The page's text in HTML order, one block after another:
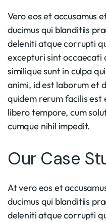
Vero eos et accusamus
ducimus qui blanditiis
deleniti atque corrupti
excepturi sint occaecati
similique sunt in culpa
animi, id est laborum et
quidem rerum facilis
libero tempore, cum
cumque nihil impedit.
Our Case
At vero eos et
ducimus qui blanditiis
deleniti atque corrupti